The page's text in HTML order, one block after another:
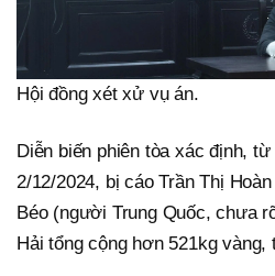
Hội đồng xét xử vụ án.
Diễn biến phiên tòa xác định,
2/12/2024, bị cáo Trần Thị
Béo (người Trung Quốc, chưa
Hải tổng cộng hơn 521kg